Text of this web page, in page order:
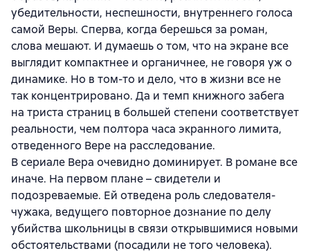
убедительности, неспешности, внутреннего голоса
самой Веры. Сперва, когда берешься за роман,
слова мешают. И думаешь о том, что на экране все
выглядит компактнее и органичнее, не говоря уж о
динамике. Но в том-то и дело, что в жизни все не
так концентрировано. Да и темп книжного забега
на триста страниц в большей степени соответствует
реальности, чем полтора часа экранного лимита,
отведенного Вере на расследование.
В сериале Вера очевидно доминирует. В романе все
иначе. На первом плане – свидетели и
подозреваемые. Ей отведена роль следователя-
чужака, ведущего повторное дознание по делу
убийства школьницы в связи открывшимися новыми
обстоятельствами (посадили не того человека).